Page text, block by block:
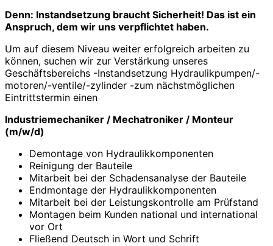
Denn: Instandsetzung braucht Sicherheit! Das ist ein
Anspruch, dem wir uns verpflichtet haben.
Um auf diesem Niveau weiter erfolgreich arbeiten zu
können, suchen wir zur Verstärkung unseres
Geschäftsbereichs -Instandsetzung Hydraulikpumpen/-
motoren/-ventile/-zylinder -zum nächstmöglichen
Eintrittstermin einen
Industriemechaniker / Mechatroniker / Monteur
(m/w/d)
Demontage von Hydraulikkomponenten
Reinigung der Bauteile
Mitarbeit bei der Schadensanalyse der Bauteile
Endmontage der Hydraulikkomponenten
Mitarbeit bei der Leistungskontrolle am Prüfstand
Montagen beim Kunden national und international
vor Ort
Fließend Deutsch in Wort und Schrift